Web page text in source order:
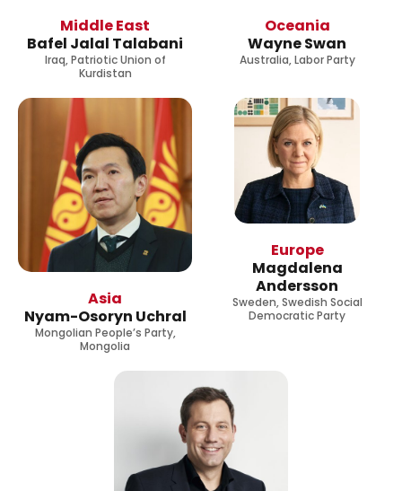
Middle East
Bafel Jalal Talabani
Iraq, Patriotic Union of
Kurdistan
Oceania
Wayne Swan
Australia, Labor Party
Asia
Nyam-Osoryn Uchral
Mongolian People’s Party,
Mongolia
Europe
Magdalena
Andersson
Sweden, Swedish Social
Democratic Party